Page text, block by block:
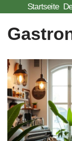
Zum
Inhalt
Startseite